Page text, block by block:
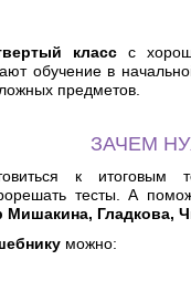
классс
обучение в
предметов.
ЗАЧЕМ
к итоговым
тесты. А
Мишакина, Гладкова,
можно: